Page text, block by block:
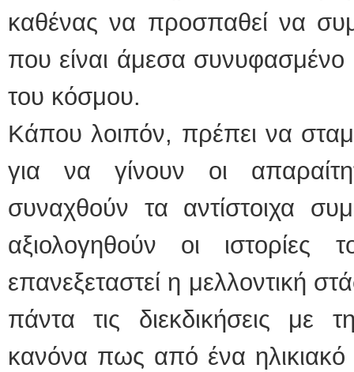
καθένας να προσπαθεί να
που είναι άμεσα
του κόσμου.
Κάπου λοιπόν, πρέπει να
για να γίνουν οι
συναχθούν τα αντίστοιχα
αξιολογηθούν οι
επανεξεταστεί η μελλοντική
πάντα τις διεκδικήσεις με
κανόνα πως από ένα ηλικιακό